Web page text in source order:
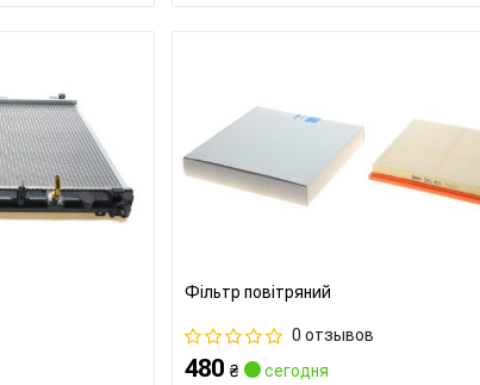
Фільтр повітряний
0 отзывов
480₴
сегодня